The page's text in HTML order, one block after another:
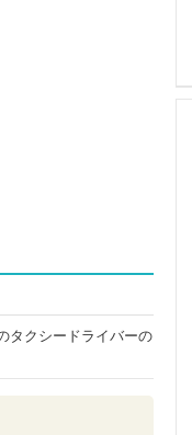
タクシードライバーの